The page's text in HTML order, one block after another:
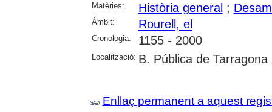
Matèries: Història general ;
Àmbit: Rourell, el
Cronologia: 1155 - 2000
Localització: B. Pública de Tarragona
Enllaç permanent a aquest